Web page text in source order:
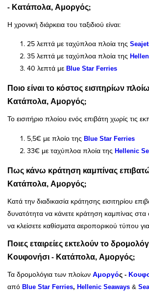
- Κατάπολα, Αμοργός;
Η χρονική διάρκεια του ταξιδιού είναι:
25 λεπτά με ταχύπλοα πλοία της
35 λεπτά με ταχύπλοα πλοία της
40 λεπτά με Blue Star Ferries
Ποιο είναι το κόστος εισιτηρίων
Κατάπολα, Αμοργός;
Το εισιτήριο πλοίου ενός επιβάτη χωρίς τις
5,5€ με πλοίο της Blue Star Ferries
33€ με ταχύπλοα πλοία της Hellenic
Πως κάνω κράτηση καμπίνας
Κατάπολα, Αμοργός;
Κατά την διαδικασία κράτησης εισιτηρίου
δυνατότητα να κάνετε κράτηση καμπίνας στα
να κλείσετε καθίσματα αεροπορικού τύπου για
Ποιες εταιρείες εκτελούν το
Κουφονήσι - Κατάπολα, Αμοργός;
Τα δρομολόγια των πλοίων Αμοργός -
από Blue Star Ferries, Hellenic Seaways &